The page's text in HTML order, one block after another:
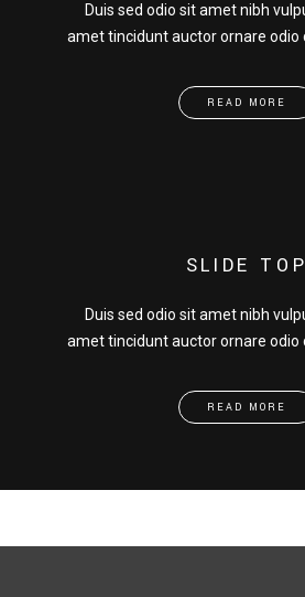
Duis sed odio sit amet nibh
amet tincidunt auctor ornare odio
READ MORE
SLIDE TOP
Duis sed odio sit amet nibh
amet tincidunt auctor ornare odio
READ MORE